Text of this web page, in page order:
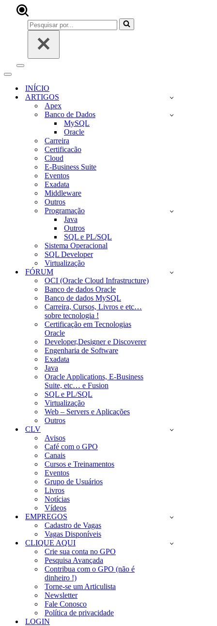
Pesquisar
por...
Menu
navegação
Menu
navegaçãoINÍCIO
ARTIGOS
Apex
Banco de Dados
MySQL
Oracle
Carreira
Certificacão
Cloud
E-Business Suite
Eventos
Exadata
Middleware
Outros
Programação
Java
Outros
SQL e PL/SQL
Sistema Operacional
SQL Developer
Virtualização
FÓRUM
OCI (Oracle Cloud Infrastructure)
Banco de dados Oracle
Banco de dados MySQL
Carreira, Cursos, Livros e etc…
sobre tecnologia !
Certificação em Tecnologias
Oracle
Developer,Designer e Discoverer
Engenharia de Software
Exadata
Java
Oracle Applications, E-Business
Suite, etc… e Fusion
SQL e PL/SQL
Virtualização
Web – Servers e Aplicações
Outros
CLV
Avisos
Café com o GPO
Canais
Cursos e Treinamentos
Eventos
Grupo de Usuários
Livros
Notícias
Vídeos
EMPREGOS
Cadastro de Vagas
Vagas Disponíveis
CLIQUE AQUI
Crie sua conta no GPO
Pesquisa Avançada
Contribua com o GPO (não é
dinheiro !)
Torne-se um Articulista
Newsletter
Fale Conosco
Política de privacidade
LOGIN